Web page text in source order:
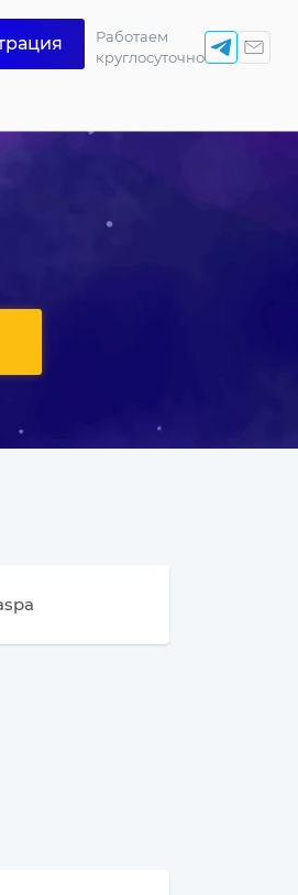
Работаем
круглосуточно